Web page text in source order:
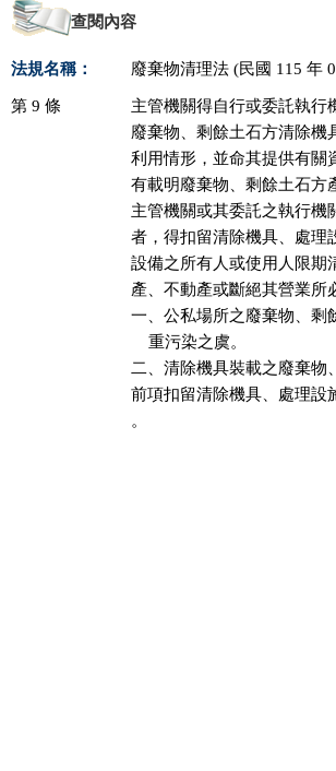
查閱內容
法規名稱： 廢棄物清理法 (民國 115 年
第 9 條
主管機關得自行或委託執行
廢棄物、剩餘土石方清除機
利用情形，並命其提供有關
有載明廢棄物、剩餘土石方
主管機關或其委託之執行機
者，得扣留清除機具、處理
設備之所有人或使用人限期
產、不動產或斷絕其營業所
一、公私場所之廢棄物、剩
    重污染之虞。
二、清除機具裝載之廢棄物
前項扣留清除機具、處理設
。